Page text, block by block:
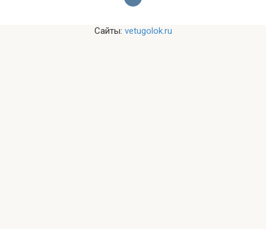
Сайты: vetugolok.ru